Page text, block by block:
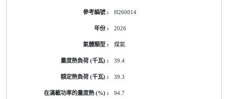
H260014
2026
煤氣
39.4
39.3
94.7